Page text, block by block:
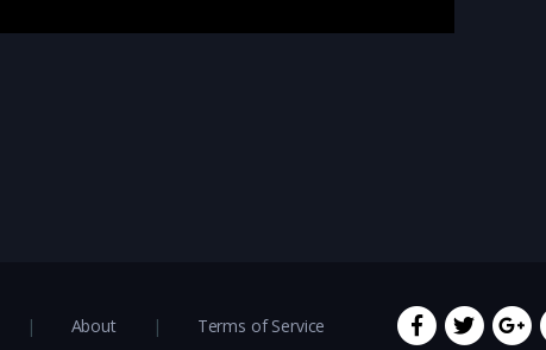
About Terms of Service